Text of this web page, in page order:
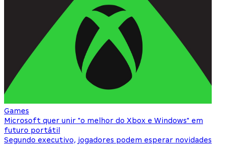
Games
Microsoft quer unir "o melhor do Xbox e Windows" em
futuro portátil
Segundo executivo, jogadores podem esperar novidades